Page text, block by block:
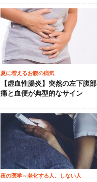
夏に増えるお腹の病気
【虚血性腸炎】突然の左下腹部
痛と血便が典型的なサイン
夜の医学～老化する人、しない人